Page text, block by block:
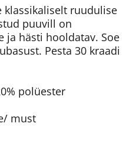
klassikaliselt ruudulise
puuvill on
ja hästi hooldatav. Soe
Pesta 30 kraadi
polüester
must